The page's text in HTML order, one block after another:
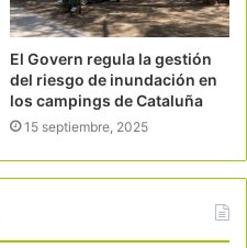
El Govern regula la gestión
del riesgo de inundación en
los campings de Cataluña
15 septiembre, 2025